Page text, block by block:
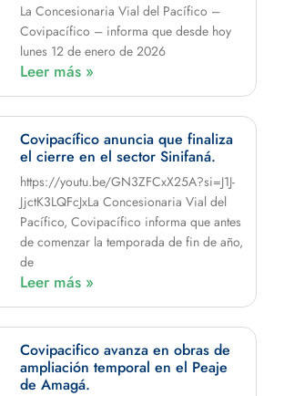
La Concesionaria Vial del Pacífico –
Covipacífico – informa que desde hoy
lunes 12 de enero de 2026
Leer más »
Covipacífico anuncia que finaliza
el cierre en el sector Sinifaná.
https://youtu.be/GN3ZFCxX25A?si=J1J-
JjctK3LQFcJxLa Concesionaria Vial del
Pacífico, Covipacífico informa que antes
de comenzar la temporada de fin de año,
de
Leer más »
Covipacifico avanza en obras de
ampliación temporal en el Peaje
de Amagá.